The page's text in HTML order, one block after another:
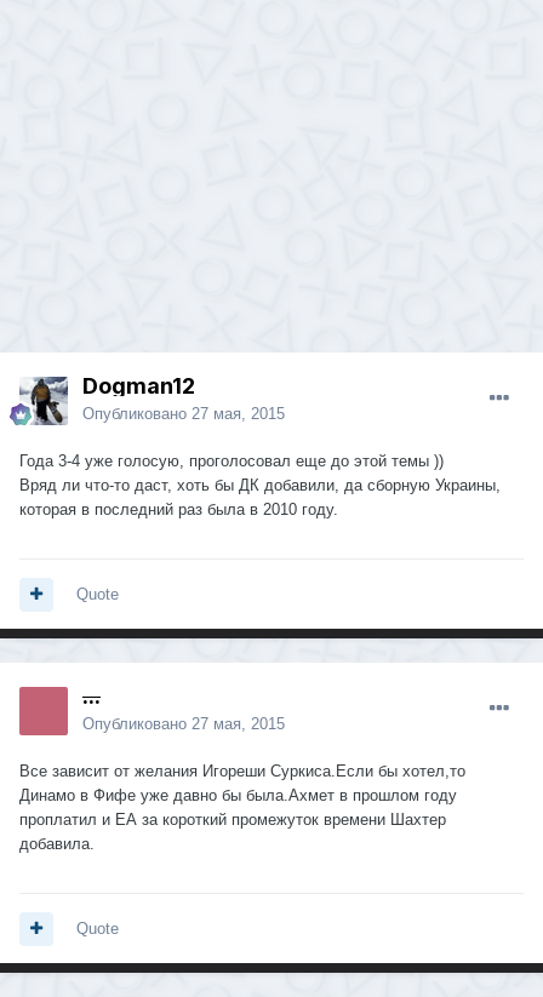
Dogman12
Опубликовано 27 мая, 2015
Года 3-4 уже голосую, проголосовал еще до этой темы ))
Вряд ли что-то даст, хоть бы ДК добавили, да сборную Украины,
которая в последний раз была в 2010 году.
Quote
...
Опубликовано 27 мая, 2015
Все зависит от желания Игореши Суркиса.Если бы хотел,то
Динамо в Фифе уже давно бы была.Ахмет в прошлом году
проплатил и ЕА за короткий промежуток времени Шахтер
добавила.
Quote